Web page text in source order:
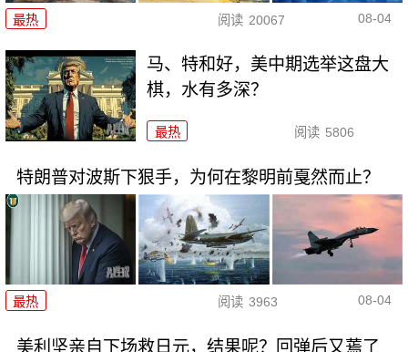
最热 阅读 20067 08-04
马、特和好，美中期选举这盘大
棋，水有多深？
最热 阅读 5806
特朗普对波斯下狠手，为何在黎明前戛然而止？
最热 阅读 3963 08-04
美利坚亲自下场救日元，结果呢？回弹后又蔫了